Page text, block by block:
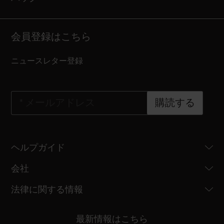
会員登録はこちら
ニュースレター登録
購読する
ヘルプガイド
会社
法律に関する情報
最新情報はこちら